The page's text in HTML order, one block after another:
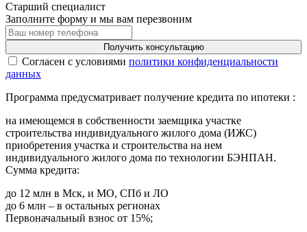
Старший специалист
Заполните форму и мы вам перезвоним
Получить консультацию
Cогласен с условиями политики конфиденциальности
данных
Программа предусматривает получение кредита по ипотеки :
на имеющемся в собственности заемщика участке
строительства индивидуального жилого дома (ИЖС)
приобретения участка и строительства на нем
индивидуального жилого дома по технологии БЭНПАН.
Сумма кредита:
до 12 млн в Мск, и МО, СПб и ЛО
до 6 млн – в остальных регионах
Первоначальный взнос от 15%;